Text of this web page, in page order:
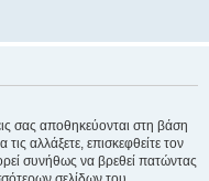
σας αποθηκεύονται στη βάση
αλλάξετε, επισκεφθείτε τον
συνήθως να βρεθεί πατώντας